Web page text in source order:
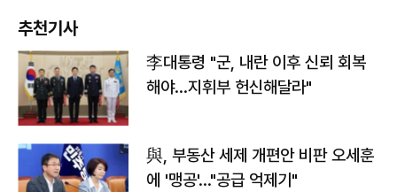
추천기사
李대통령 "군, 내란 이후 신뢰 회복
해야…지휘부 헌신해달라"
與, 부동산 세제 개편안 비판 오세훈
에 '맹공'…"공급 억제기"